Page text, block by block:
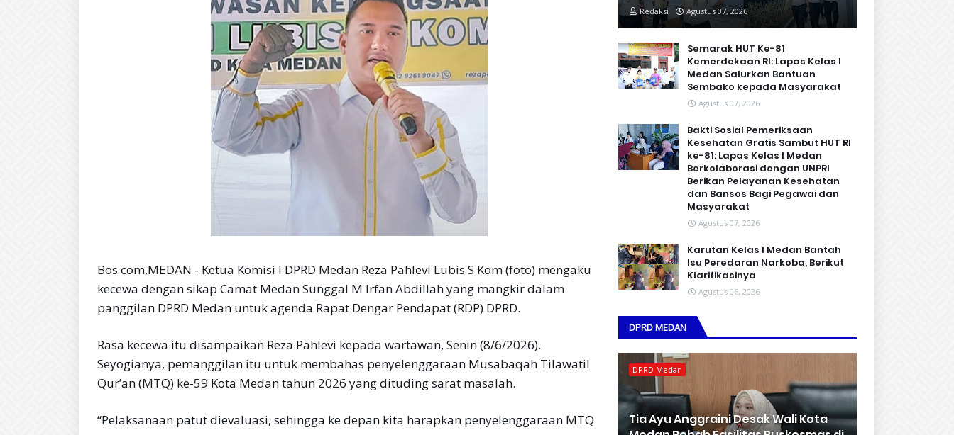
Bos com,MEDAN - Ketua Komisi I DPRD Medan Reza Pahlevi Lubis S Kom (foto) mengaku
kecewa dengan sikap Camat Medan Sunggal M Irfan Abdillah yang mangkir dalam
panggilan DPRD Medan untuk agenda Rapat Dengar Pendapat (RDP) DPRD.
Rasa kecewa itu disampaikan Reza Pahlevi kepada wartawan, Senin (8/6/2026).
Seyogianya, pemanggilan itu untuk membahas penyelenggaraan Musabaqah Tilawatil
Qur’an (MTQ) ke-59 Kota Medan tahun 2026 yang dituding sarat masalah.
“Pelaksanaan patut dievaluasi, sehingga ke depan kita harapkan penyelenggaraan MTQ
Redaksi Agustus 07, 2026
Semarak HUT Ke-81
Kemerdekaan RI: Lapas Kelas I
Medan Salurkan Bantuan
Sembako kepada Masyarakat
Agustus 07, 2026
Bakti Sosial Pemeriksaan
Kesehatan Gratis Sambut HUT RI
ke-81: Lapas Kelas I Medan
Berkolaborasi dengan UNPRI
Berikan Pelayanan Kesehatan
dan Bansos Bagi Pegawai dan
Masyarakat
Agustus 07, 2026
Karutan Kelas I Medan Bantah
Isu Peredaran Narkoba, Berikut
Klarifikasinya
Agustus 06, 2026
DPRD MEDAN
DPRD Medan
Tia Ayu Anggraini Desak Wali Kota